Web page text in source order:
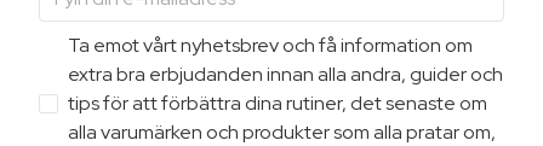
Ta emot vårt nyhetsbrev och få information om
extra bra erbjudanden innan alla andra, guider och
tips för att förbättra dina rutiner, det senaste om
alla varumärken och produkter som alla pratar om,